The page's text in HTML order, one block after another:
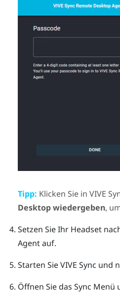
Tipp: Klicken Sie in VIVE
Desktop wiedergeben,
Setzen Sie Ihr Headset
Agentauf.
Starten SieVIVE Sync und
Öffnen Sie das Sync Menü